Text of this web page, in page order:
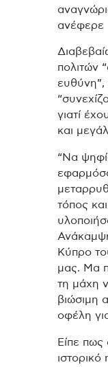
ανέφερε
πολιτών
ευθύνη”,
γιατί
και
“Να
τόπος
Κύπρο
μας. Μα
τη μάχη
βιώσιμη
οφέλη
Είπε